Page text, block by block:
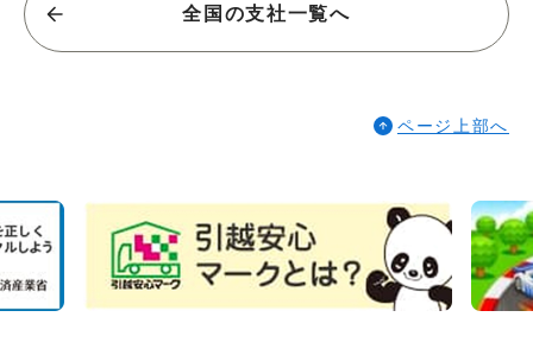
全国の支社一覧へ
ページ上部へ